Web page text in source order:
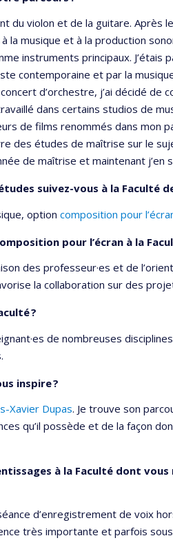
du violon et de la guitare. Après
la musique et à la production
instruments principaux. J’étais
contemporaine et par la
d’orchestre, j’ai décidé de
dans certains studios de
de films renommés dans mon
des études de maîtrise sur le
de maîtrise et maintenant j’en
suivez-vous à la Faculté
option composition pour
pour l’écran à la
des professeur·es et de
la collaboration sur des
?
de nombreuses
inspire ?
Xavier Dupas. Je trouve son
qu’il possède et de la façon
à la Faculté dont vous
d’enregistrement de voix
très importante et parfois